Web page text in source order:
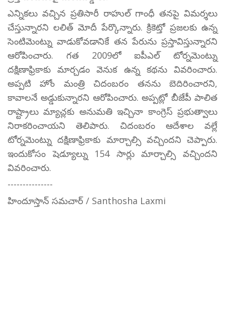
ఎన్నికలు వచ్చిన ప్రతిసారీ రాహుల్ గాంధీ తనపై విమర్శలు
చేస్తున్నారని లలిత్ మోదీ పేర్కొన్నారు. క్రికెట్తో ప్రజలకు ఉన్న
సెంటిమెంట్ను వాడుకోవడానికే తన పేరును ప్రస్తావిస్తున్నారని
ఆరోపించారు. గత 2009లో ఐపీఎల్ టోర్నమెంట్ను
దక్షిణాఫ్రికాకు మార్చడం వెనుక ఉన్న కథను వివరించారు.
అప్పటి హోం మంత్రి చిదంబరం తనను బెదిరించారని,
కావాలనే అడ్డుకున్నారని ఆరోపించారు. అప్పట్లో బీజేపీ పాలిత
రాష్ట్రాలు మ్యాచ్లకు అనుమతి ఇచ్చినా కాంగ్రెస్ ప్రభుత్వాలు
నిరాకరించాయని తెలిపారు. చిదంబరం ఆదేశాల వల్లే
టోర్నమెంట్ను దక్షిణాఫ్రికాకు మార్చాల్సి వచ్చిందని చెప్పారు.
ఇందుకోసం షెడ్యూల్ను 154 సార్లు మార్చాల్సి వచ్చిందని
వివరించారు.
---------------
హిందూస్తాన్ సమచార్ / Santhosha Laxmi